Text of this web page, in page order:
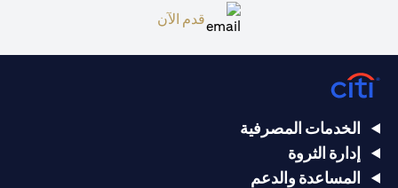
قدم الآن
الخدمات المصرفية
إدارة الثروة
المساعدة والدعم